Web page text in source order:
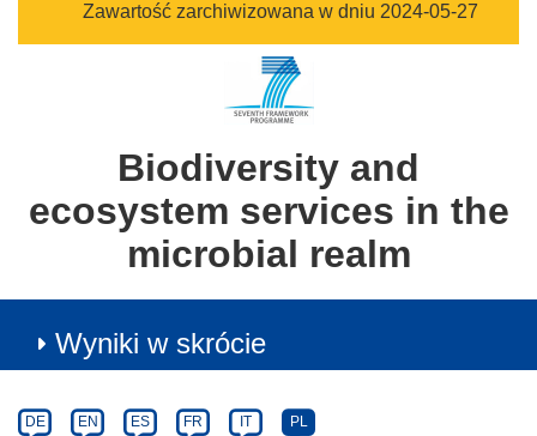
Zawartość zarchiwizowana w dniu 2024-05-27
Biodiversity and
ecosystem services in the
microbial realm
Wyniki w skrócie
Category
Article
DE EN ES FR IT PL